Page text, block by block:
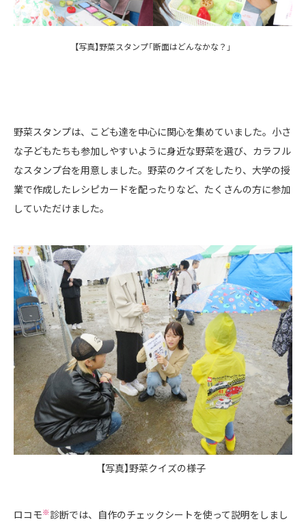
【写真】野菜スタンプ「断面はどんなかな？」
野菜スタンプは、こども達を中心に関心を集めていました。小さ
な子どもたちも参加しやすいように身近な野菜を選び、カラフル
なスタンプ台を用意しました。野菜のクイズをしたり、大学の授
業で作成したレシピカードを配ったりなど、たくさんの方に参加
していただけました。
【写真】野菜クイズの様子
ロコモ※ 診断では、自作のチェックシートを使って説明をしまし